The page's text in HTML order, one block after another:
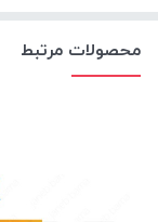
محصولات مرتبط